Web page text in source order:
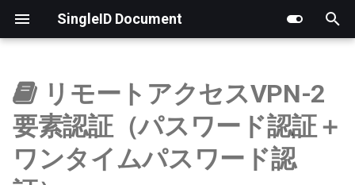
SingleID Document
索
初
はじめに
ログ
RADIUS認証ログ
操作ログ
LDAP
RADIUS
アプリ一覧
基本情報（組織アカウン
管理者
はじめに
アカウント
はじめに
お客様向け
新しいチケットの作成
チケットの進捗状況の確
サポートフロー
新規チケット内容の確認
チケットのステータス
はじめに
ポイント管理
ポイント履歴
顧客アカウント管理
MSPアカウント管理
PoC実施ガイドライン
SingleIDクラウドアシスト
製品版 リモートアクセスVPN-2
要素認証（パスワード認証＋
ワンタイムパスワード認